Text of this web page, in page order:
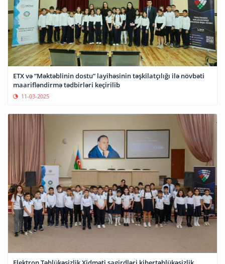
ETX və “Məktəblinin dostu” layihəsinin təşkilatçılığı ilə növbəti
maarifləndirmə tədbirləri keçirilib
11-03-2025